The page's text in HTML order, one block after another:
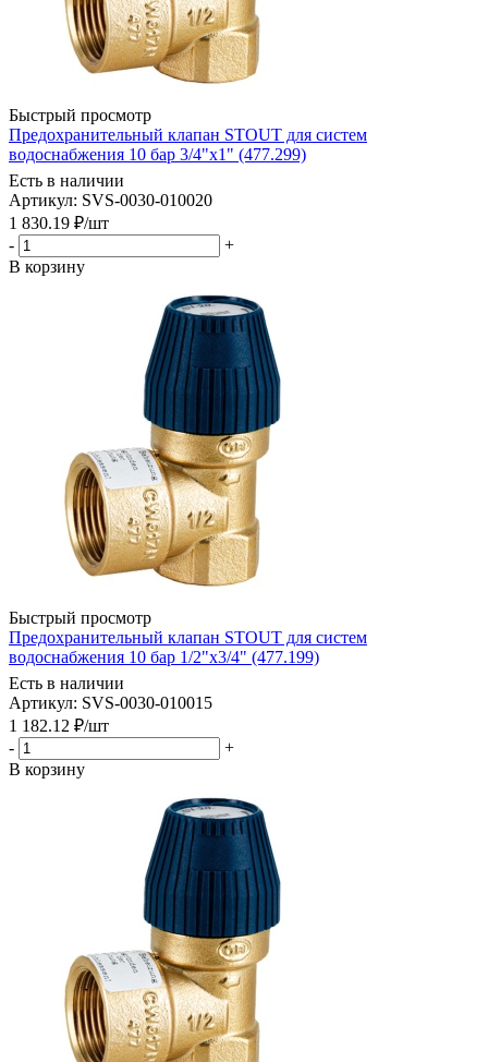
Быстрый просмотр
Предохранительный клапан STOUT для систем
водоснабжения 10 бар 3/4"x1" (477.299)
Есть в наличии
Артикул: SVS-0030-010020
1 830.19 ₽/шт
-
+
В корзину
Быстрый просмотр
Предохранительный клапан STOUT для систем
водоснабжения 10 бар 1/2"x3/4" (477.199)
Есть в наличии
Артикул: SVS-0030-010015
1 182.12 ₽/шт
-
+
В корзину